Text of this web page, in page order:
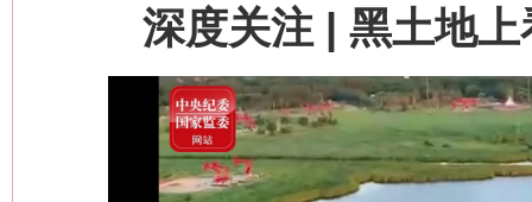
深度关注 | 黑土地上